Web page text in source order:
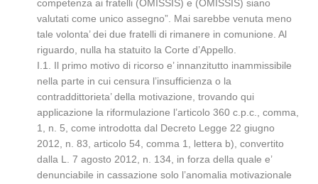
competenza ai fratelli (OMISSIS) e (OMISSIS) siano
valutati come unico assegno”. Mai sarebbe venuta meno
tale volonta’ dei due fratelli di rimanere in comunione. Al
riguardo, nulla ha statuito la Corte d’Appello.
I.1. Il primo motivo di ricorso e’ innanzitutto inammissibile
nella parte in cui censura l’insufficienza o la
contraddittorieta’ della motivazione, trovando qui
applicazione la riformulazione l’articolo 360 c.p.c., comma,
1, n. 5, come introdotta dal Decreto Legge 22 giugno
2012, n. 83, articolo 54, comma 1, lettera b), convertito
dalla L. 7 agosto 2012, n. 134, in forza della quale e’
denunciabile in cassazione solo l’anomalia motivazionale